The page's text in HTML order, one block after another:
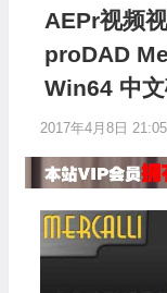
AEPr视频
proDAD
Win64 中
2017年4月8日